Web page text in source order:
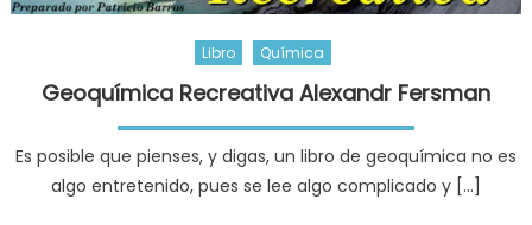
Libro Química
Geoquímica Recreativa Alexandr Fersman
Es posible que pienses, y digas, un libro de geoquímica no es
algo entretenido, pues se lee algo complicado y […]